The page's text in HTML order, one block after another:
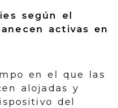
según el
activas en
en el que las
alojadas y
del